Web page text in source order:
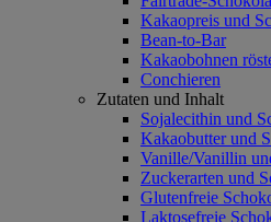
Kakaopreis und
Bean-to-Bar
Kakaobohnen
Conchieren
Zutaten und Inhalt
Sojalecithin und
Kakaobutter und
Vanille/Vanillin
Zuckerarten und
Glutenfreie
Laktosefreie